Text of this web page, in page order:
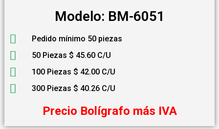
Modelo: BM-6051
Pedido mínimo 50 piezas
50 Piezas $ 45.60 C/U
100 Piezas $ 42.00 C/U
300 Piezas $ 40.26 C/U
Precio Bolígrafo más IVA